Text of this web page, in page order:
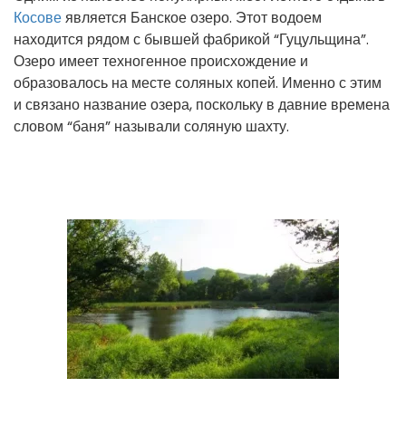
Косовеявляется Банское озеро. Этот водоем
находится рядом с бывшей фабрикой “Гуцульщина”.
Озеро имеет техногенное происхождение и
образовалось на месте соляных копей. Именно с этим
и связано название озера, поскольку в давние времена
словом “баня” называли соляную шахту.